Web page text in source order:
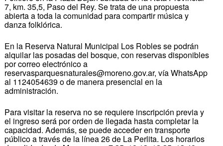
7, km. 35,5, Paso del Rey. Se trata de una propuesta
abierta a toda la comunidad para compartir música y
danza folklórica.
En la Reserva Natural Municipal Los Robles se podrán
alquilar las posadas del bosque, con reservas disponibles
por correo electrónico a
reservasparquesnaturales@moreno.gov.ar, vía WhatsApp
al 1124054639 o de manera presencial en la
administración.
Para visitar la reserva no se requiere inscripción previa y
el ingreso será por orden de llegada hasta completar la
capacidad. Además, se puede acceder en transporte
público a través de la línea 26 de La Perlita. Los horarios